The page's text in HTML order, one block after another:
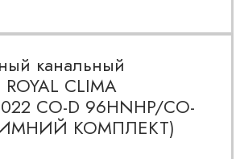
канальный
CLIMA
CO-D 96HNHP/CO-
КОМПЛЕКТ)